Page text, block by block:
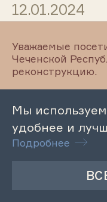
12.01.2024
Лекция
достояние
12.01.2024
Музейный
Уважаемые
Чеченской
реконструкцию.
Мы
удобнее и
Подробнее